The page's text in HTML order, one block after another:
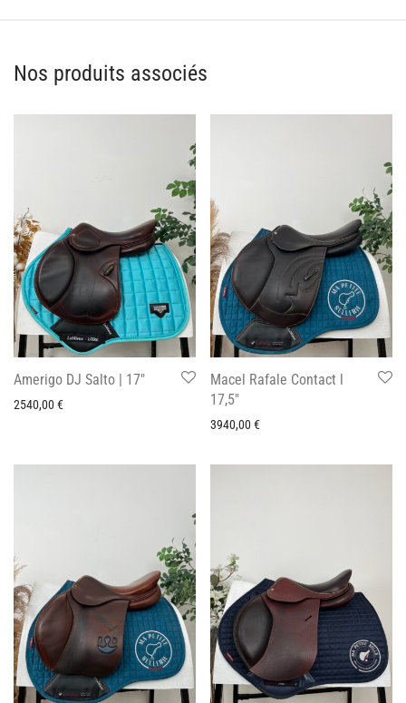
Nos produits associés
Amerigo DJ Salto | 17″
2540,00€
Macel Rafale Contact l
17,5″
3940,00€